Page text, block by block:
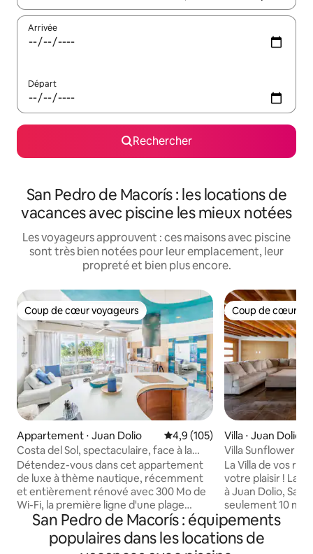
Arrivée
Départ
Rechercher
San Pedro de Macorís : les locations de
vacances avec piscine les mieux notées
Les voyageurs approuvent : ces maisons avec piscine
sont très bien notées pour leur emplacement, leur
propreté et bien plus encore.
Coup de cœur voyageurs
Coup de cœur voyageurs
Appartement ⋅ Juan Dolio Évaluation moyenne sur la
4,9 (105)
Costa del Sol, spectaculaire, face à la
mer et à la plage
Détendez-vous dans cet appartement
de luxe à thème nautique, récemment
et entièrement rénové avec 300 Mo de
Wi-Fi, la première ligne d'une plage
privée et une vue imprenable sur la mer.
Profitez du coucher du soleil sur la
terrasse, surplombant la plage privée
Coup de cœur
Coup de cœur
Villa ⋅ Juan Dolio
Villa Sunflower +
privée + jacuzzi
La Villa de vos
votre plaisir ! La Villa Sunflower est située
à Juan Dolio, San
seulement 10
minutes de
comprend un
aire de jeux, un
San Pedro de Macorís : équipements
populaires dans les locations de